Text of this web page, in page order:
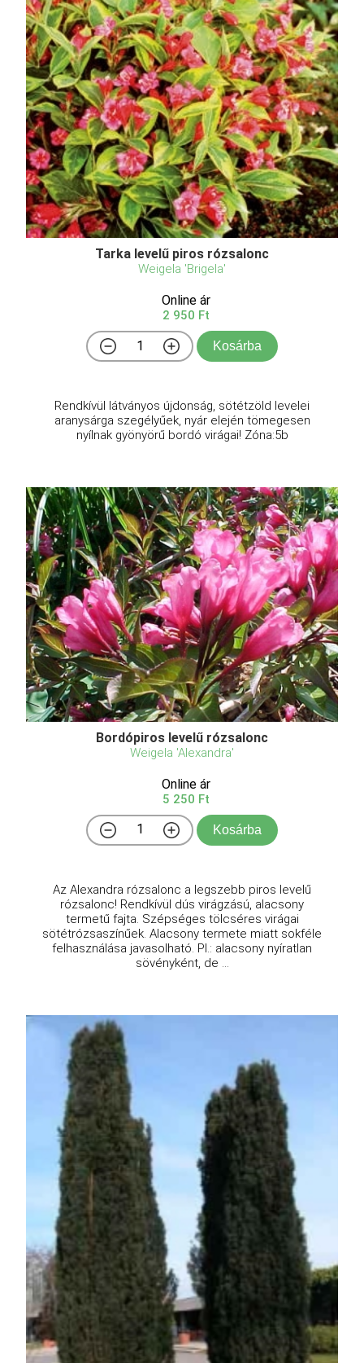
Tarka levelű piros rózsalonc
Weigela 'Brigela'
Online ár
2 950 Ft
Kosárba
Rendkívül látványos újdonság, sötétzöld levelei
aranysárga szegélyűek, nyár elején tömegesen
nyílnak gyönyörű bordó virágai! Zóna:5b
Bordópiros levelű rózsalonc
Weigela 'Alexandra'
Online ár
5 250 Ft
Kosárba
Az Alexandra rózsalonc a legszebb piros levelű
rózsalonc! Rendkívül dús virágzású, alacsony
termetű fajta. Szépséges tölcséres virágai
sötétrózsaszínűek. Alacsony termete miatt sokféle
felhasználása javasolható. Pl.: alacsony nyíratlan
sövényként, de ...